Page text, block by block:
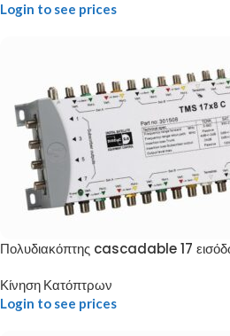
Login to see prices
Πολυδιακόπτης cascadable 17
Κίνηση Κατόπτρων
Login to see prices